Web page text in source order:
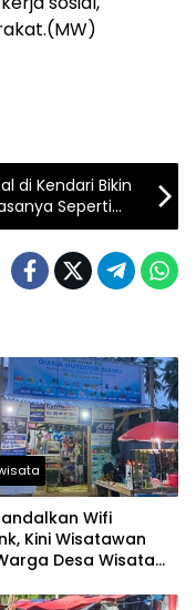
di Kendari Bikin
Seperti
Tenggara!”
Wifi
Kini Wisatawan
Desa Wisata
Transaksi